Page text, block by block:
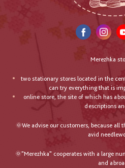
Merezhka
two stationary stores located in the
can try everything that is
online store, the site of which has
descriptions
🌞We advise our customers, because all
avid
🌞"Merezhka" cooperates with a large
and